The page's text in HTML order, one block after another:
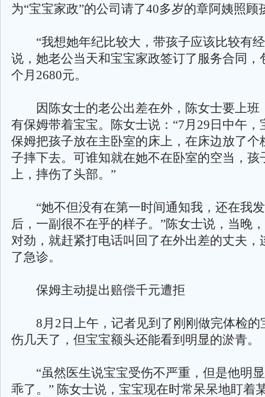
为“宝宝家政”的公司请了40多岁的章阿姨照顾
“我想她年纪比较大，带孩子应该比较有经
说，她老公当天和宝宝家政签订了服务合同，
个月2680元。
因陈女士的老公出差在外，陈女士要上班
有保姆带着宝宝。陈女士说：“7月29日中午，
保姆把孩子放在主卧室的床上，在床边放了个
子摔下去。可谁知就在她不在卧室的空当，孩
上，摔伤了头部。”
“她不但没有在第一时间通知我，还在我
后，一副很不在乎的样子。”陈女士说，当晚
对劲，就赶紧打电话叫回了在外出差的丈夫，
了急诊。
保姆主动提出赔偿千元遭拒
8月2日上午，记者见到了刚刚做完体检的
伤几天了，但宝宝额头还能看到明显的淤青。
“虽然医生说宝宝受伤不严重，但是他明
乖了。” 陈女士说，宝宝现在时常呆呆地盯着